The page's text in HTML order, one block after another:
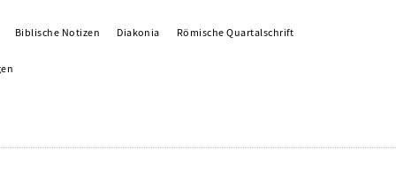
Biblische Notizen Diakonia Römische Quartalschrift